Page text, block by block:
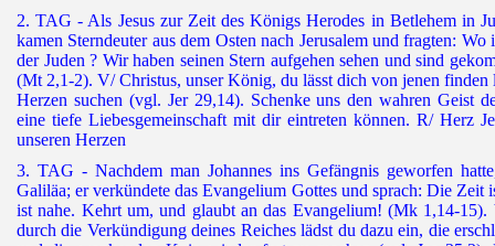
2. TAG - Als Jesus zur Zeit des Königs Herodes in Betlehem in
kamen Sterndeuter aus dem Osten nach Jerusalem und fragten:
der Juden ? Wir haben seinen Stern aufgehen sehen und sind
(Mt 2,1-2). V/ Christus, unser König, du lässt dich von jenen finden
Herzen suchen (vgl. Jer 29,14). Schenke uns den wahren Geist
eine tiefe Liebesgemeinschaft mit dir eintreten können. R/ Herz
unseren Herzen
3. TAG - Nachdem man Johannes ins Gefängnis geworfen
Galiläa; er verkündete das Evangelium Gottes und sprach: Die Zeit
ist nahe. Kehrt um, und glaubt an das Evangelium! (Mk 1,14-
durch die Verkündigung deines Reiches lädst du dazu ein, die